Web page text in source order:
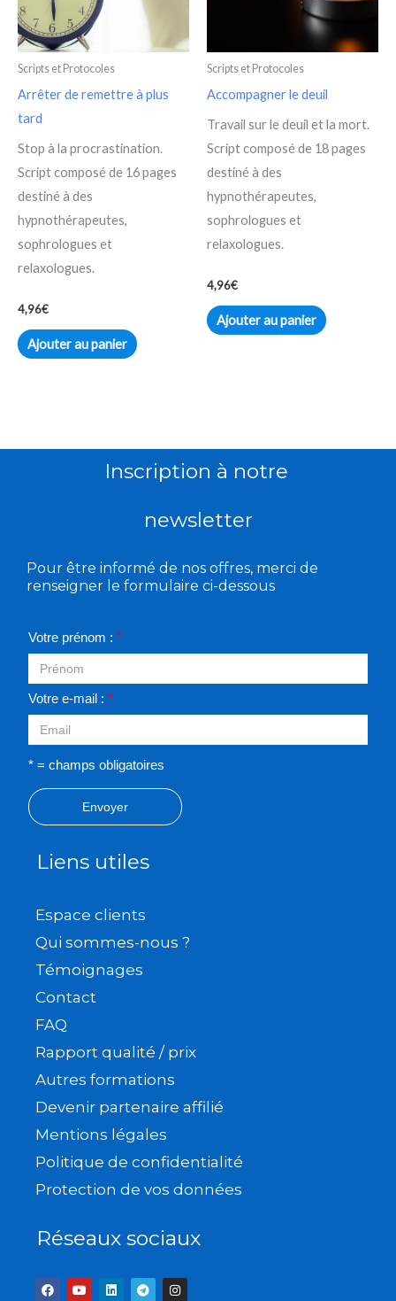
Scripts et Protocoles
Arrêter de remettre à plus
tard
Stop à la procrastination.
Script composé de 16 pages
destiné à des
hypnothérapeutes,
sophrologues et
relaxologues.
4,96€
Ajouter au panier
Scripts et Protocoles
Accompagner le deuil
Travail sur le deuil et la mort.
Script composé de 18 pages
destiné à des
hypnothérapeutes,
sophrologues et
relaxologues.
4,96€
Ajouter au panier
Inscription à notre
newsletter
Pour être informé de nos offres, merci de
renseigner le formulaire ci-dessous
Votre prénom : *
Votre e-mail : *
* = champs obligatoires
Envoyer
Liens utiles
Espace clients
Qui sommes-nous ?
Témoignages
Contact
FAQ
Rapport qualité / prix
Autres formations
Devenir partenaire affilié
Mentions légales
Politique de confidentialité
Protection de vos données
Réseaux sociaux
F
a
Y
o
L
i
T
e
I
n